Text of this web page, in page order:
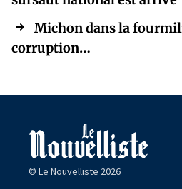
Michon dans la
corruption…
© Le Nouvelliste 2026